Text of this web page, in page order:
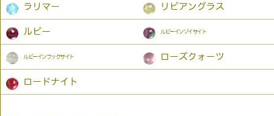
ラリマー リビアングラス
ルビー ルビーインゾイサイト
ルビーインフックサイト ローズクォーツ
ロードナイト